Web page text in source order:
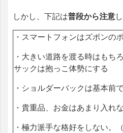
しかし、下記は普段から注意
・スマートフォンはズボンの
・大きい道路を渡る時はもち
サックは抱っこ体勢にする
・ショルダーバックは基本前
・貴重品、お金はあまり入れ
・極力派手な格好をしない。